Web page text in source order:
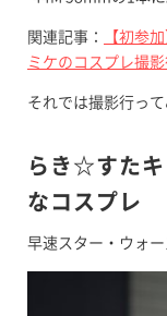
関連記事：
【初参
ミケのコスプレ撮
それでは撮影行って
らき☆すたキ
なコスプレ
早速スター・ウォ